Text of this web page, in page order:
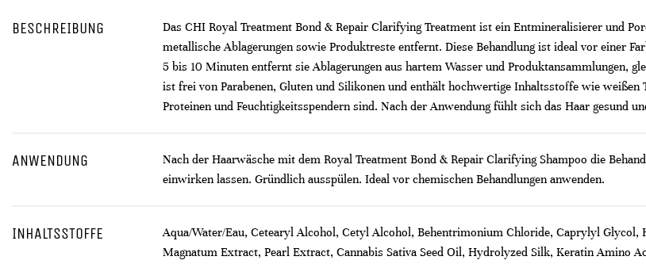
BESCHREIBUNG
Das CHI Royal Treatment Bond & Repair Clarifying Treatment ist ein Entmineralisierer und
metallische Ablagerungen sowie Produktreste entfernt. Diese Behandlung ist ideal vor einer
5 bis 10 Minuten entfernt sie Ablagerungen aus hartem Wasser und Produktansammlungen,
ist frei von Parabenen, Gluten und Silikonen und enthält hochwertige Inhaltsstoffe wie
Proteinen und Feuchtigkeitsspendern sind. Nach der Anwendung fühlt sich das Haar gesund
ANWENDUNG
Nach der Haarwäsche mit dem Royal Treatment Bond & Repair Clarifying Shampoo die
einwirken lassen. Gründlich ausspülen. Ideal vor chemischen Behandlungen anwenden.
INHALTSSTOFFE
Aqua/Water/Eau, Cetearyl Alcohol, Cetyl Alcohol, Behentrimonium Chloride, Caprylyl
Magnatum Extract, Pearl Extract, Cannabis Sativa Seed Oil, Hydrolyzed Silk, Keratin